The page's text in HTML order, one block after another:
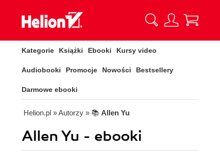
Kategorie Książki Ebooki Kursy video
Audiobooki Promocje Nowości Bestsellery
Darmowe ebooki
Helion.pl » Autorzy » 📚 Allen Yu
Allen Yu - ebooki